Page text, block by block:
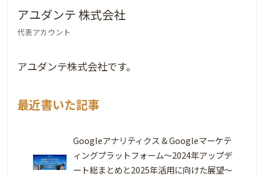
アユダンテ 株式会社
代表アカウント
アユダンテ株式会社です。
最近書いた記事
Googleアナリティクス & Googleマーケテ
ィングプラットフォーム～2024年アップデ
ート総まとめと2025年活用に向けた展望～